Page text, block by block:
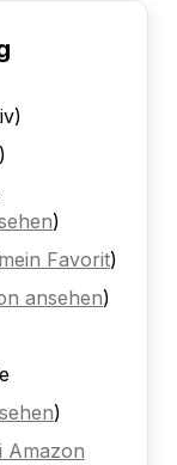
)
)
mein Favorit)
ansehen)
)
Amazon